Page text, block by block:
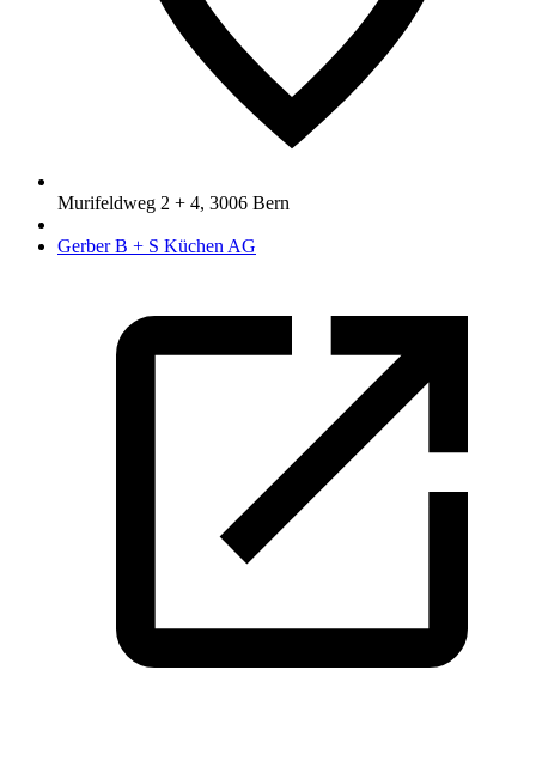
Murifeldweg 2 + 4, 3006 Bern
Gerber B + S Küchen AG